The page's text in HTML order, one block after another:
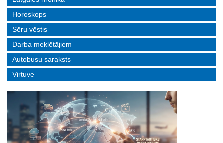
Horoskops
Sēru vēstis
Darba meklētājiem
Autobusu saraksts
Virtuve